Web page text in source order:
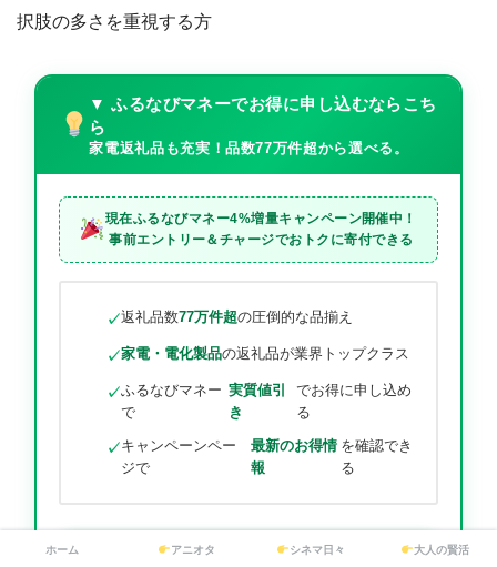
択肢の多さを重視する方
▼ ふるなびマネーでお得に申し込むならこち
ら
家電返礼品も充実！品数77万件超から選べる。
現在ふるなびマネー4%増量キャンペーン開催中！
事前エントリー＆チャージでおトクに寄付できる
返礼品数77万件超の圧倒的な品揃え
家電・電化製品の返礼品が業界トップクラス
ふるなびマネー
で
実質値引
き
でお得に申し込め
る
キャンペーンペー
ジで
最新のお得情
報
を確認でき
る
ホーム アニオタ シネマ日々 大人の賢活